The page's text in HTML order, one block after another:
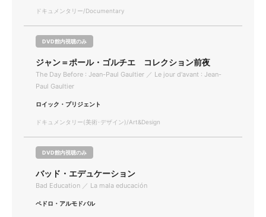
ドキュメンタリー/Documentary
DVD館内視聴のみ
ジャン＝ポール・ゴルチエ コレクション前夜
The Day Before : Jean-Paul Gaultier ／ Le jour d'avant : Jean-
Paul Gaultier
ロイック・プリジェント
ドキュメンタリー(美術･デザイン)/Art&Design
DVD館内視聴のみ
バッド・エデュケーション
Bad Education ／ La mala educación
ペドロ・アルモドバル